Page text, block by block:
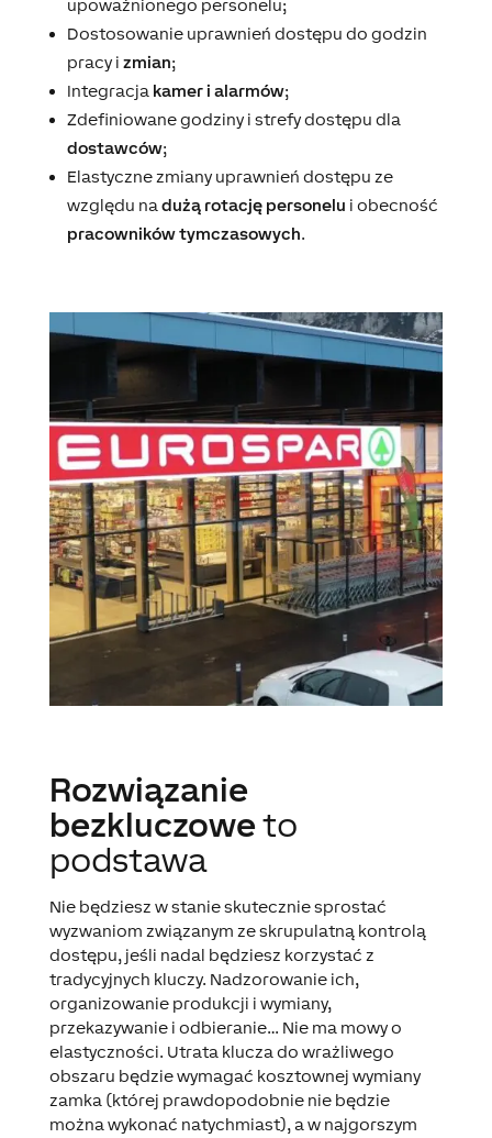
upoważnionego personelu;
Dostosowanie uprawnień dostępu do godzin
pracy i zmian;
Integracja kamer i alarmów;
Zdefiniowane godziny i strefy dostępu dla
dostawców;
Elastyczne zmiany uprawnień dostępu ze
względu na dużą rotację personelu i obecność
pracowników tymczasowych.
Rozwiązanie
bezkluczoweto
podstawa
Nie będziesz w stanie skutecznie sprostać
wyzwaniom związanym ze skrupulatną kontrolą
dostępu, jeśli nadal będziesz korzystać z
tradycyjnych kluczy. Nadzorowanie ich,
organizowanie produkcji i wymiany,
przekazywanie i odbieranie… Nie ma mowy o
elastyczności. Utrata klucza do wrażliwego
obszaru będzie wymagać kosztownej wymiany
zamka (której prawdopodobnie nie będzie
można wykonać natychmiast), a w najgorszym